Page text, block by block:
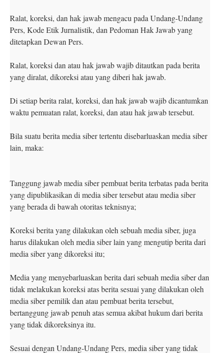
Ralat, koreksi, dan hak jawab mengacu pada Undang-Undang
Pers, Kode Etik Jurnalistik, dan Pedoman Hak Jawab yang
ditetapkan Dewan Pers.
Ralat, koreksi dan atau hak jawab wajib ditautkan pada berita
yang diralat, dikoreksi atau yang diberi hak jawab.
Di setiap berita ralat, koreksi, dan hak jawab wajib dicantumkan
waktu pemuatan ralat, koreksi, dan atau hak jawab tersebut.
Bila suatu berita media siber tertentu disebarluaskan media siber
lain, maka:
Tanggung jawab media siber pembuat berita terbatas pada berita
yang dipublikasikan di media siber tersebut atau media siber
yang berada di bawah otoritas teknisnya;
Koreksi berita yang dilakukan oleh sebuah media siber, juga
harus dilakukan oleh media siber lain yang mengutip berita dari
media siber yang dikoreksi itu;
Media yang menyebarluaskan berita dari sebuah media siber dan
tidak melakukan koreksi atas berita sesuai yang dilakukan oleh
media siber pemilik dan atau pembuat berita tersebut,
bertanggung jawab penuh atas semua akibat hukum dari berita
yang tidak dikoreksinya itu.
Sesuai dengan Undang-Undang Pers, media siber yang tidak